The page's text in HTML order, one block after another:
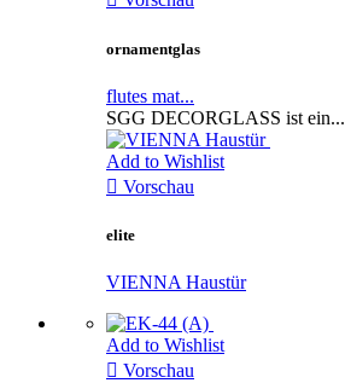
ornamentglas
flutes mat...
SGG DECORGLASS ist ein...
Add to Wishlist
 Vorschau
elite
VIENNA Haustür
Add to Wishlist
 Vorschau